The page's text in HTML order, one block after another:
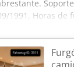
1991, Horas
con 92 kW
365/80 R
total: 7490
trasero: 4400